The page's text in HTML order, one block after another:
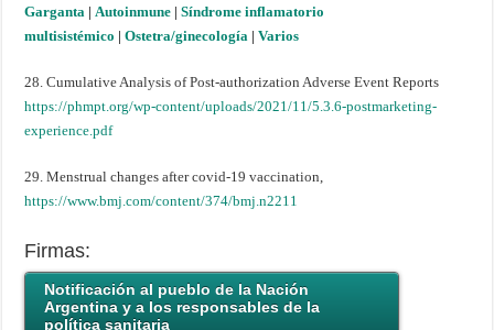
Garganta |Autoinmune |Síndrome inflamatorio
multisistémico |Ostetra/ginecología |Varios
28. Cumulative Analysis of Post-authorization Adverse Event Reports
https://phmpt.org/wp-content/uploads/2021/11/5.3.6-postmarketing-
experience.pdf
29. Menstrual changes after covid-19 vaccination,
https://www.bmj.com/content/374/bmj.n2211
Firmas:
Notificación al pueblo de la Nación
Argentina y a los responsables de la
política sanitaria